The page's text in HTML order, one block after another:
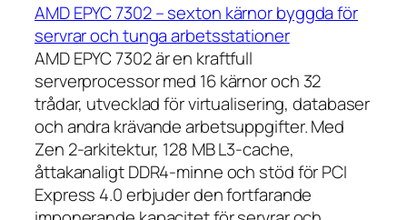
AMD EPYC 7302 – sexton kärnor byggda för
servrar och tunga arbetsstationer
AMD EPYC 7302 är en kraftfull
serverprocessor med 16 kärnor och 32
trådar, utvecklad för virtualisering, databaser
och andra krävande arbetsuppgifter. Med
Zen 2-arkitektur, 128 MB L3-cache,
åttakanaligt DDR4-minne och stöd för PCI
Express 4.0 erbjuder den fortfarande